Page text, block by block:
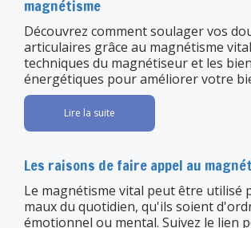
magnétisme
Découvrez comment soulager vos
articulaires grâce au magnétisme
techniques du magnétiseur et les
énergétiques pour améliorer votre
Lire la suite
Les raisons de faire appel au
Le magnétisme vital peut être utilisé
maux du quotidien, qu'ils soient
émotionnel ou mental. Suivez le lien